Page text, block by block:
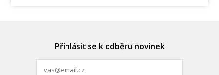
Přihlásit se k odběru novinek